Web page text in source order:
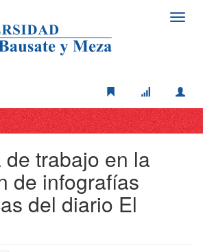
de trabajo en la
de infografías
del diario El